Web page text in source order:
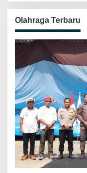
Olahraga Terbaru